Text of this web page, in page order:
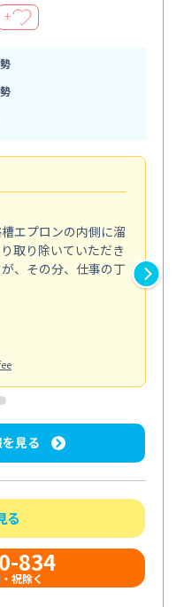
＋
エプロンの内側に溜
取り除いていただき
、その分、仕事の丁
見る
る
834
祝除く